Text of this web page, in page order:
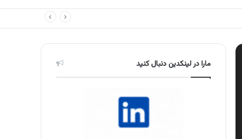
مارا در لینکدین دنبال کنید